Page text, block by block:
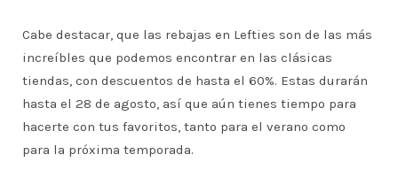
Cabe destacar, que las rebajas en Lefties son de las más
increíbles que podemos encontrar en las clásicas
tiendas, con descuentos de hasta el 60%. Estas durarán
hasta el 28 de agosto, así que aún tienes tiempo para
hacerte con tus favoritos, tanto para el verano como
para la próxima temporada.